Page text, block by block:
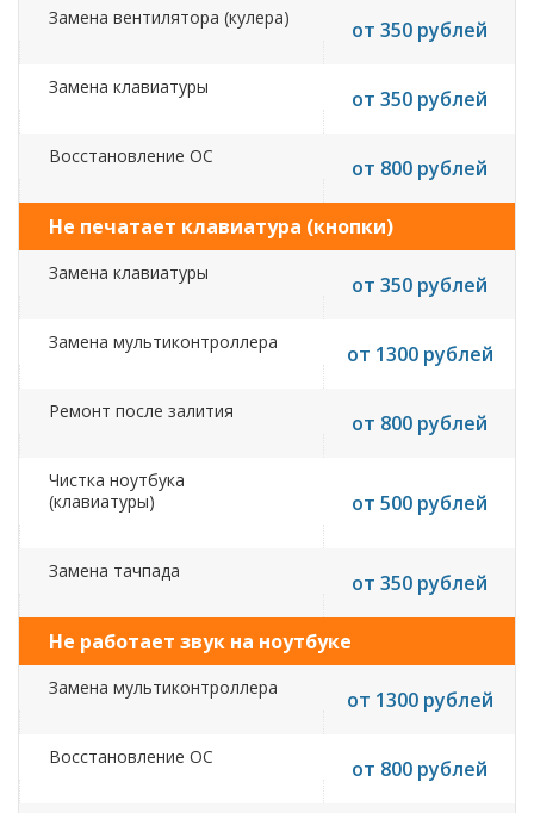
Замена вентилятора (кулера) от 350 рублей
Замена клавиатуры от 350 рублей
Восстановление ОС от 800 рублей
Не печатает клавиатура (кнопки)
Замена клавиатуры от 350 рублей
Замена мультиконтроллера от 1300 рублей
Ремонт после залития от 800 рублей
Чистка ноутбука
(клавиатуры)
от 500 рублей
Замена тачпада от 350 рублей
Не работает звук на ноутбуке
Замена мультиконтроллера от 1300 рублей
Восстановление ОС от 800 рублей